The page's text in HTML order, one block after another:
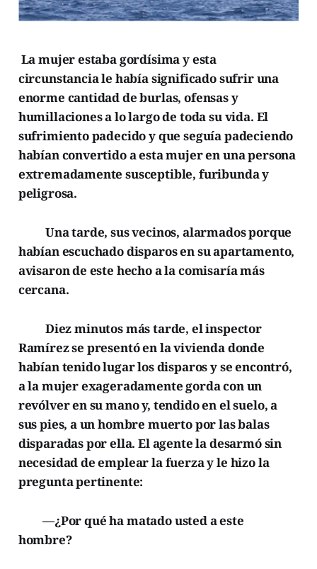
La mujer estaba gordísima y esta
circunstancia le había significado sufrir una
enorme cantidad de burlas, ofensas y
humillaciones a lo largo de toda su vida. El
sufrimiento padecido y que seguía padeciendo
habían convertido a esta mujer en una persona
extremadamente susceptible, furibunda y
peligrosa.
Una tarde, sus vecinos, alarmados porque
habían escuchado disparos en su apartamento,
avisaron de este hecho a la comisaría más
cercana.
Diez minutos más tarde, el inspector
Ramírez se presentó en la vivienda donde
habían tenido lugar los disparos y se encontró,
a la mujer exageradamente gorda con un
revólver en su mano y, tendido en el suelo, a
sus pies, a un hombre muerto por las balas
disparadas por ella. El agente la desarmó sin
necesidad de emplear la fuerza y le hizo la
pregunta pertinente:
—¿Por qué ha matado usted a este
hombre?